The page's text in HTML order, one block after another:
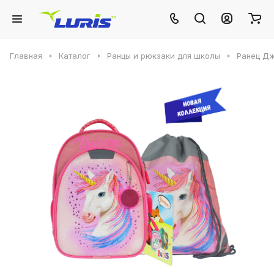
Главная Каталог Ранцы и рюкзаки для школы Ранец